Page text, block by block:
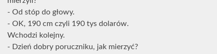
- Od stóp do głowy.
- OK, 190 cm czyli 190 tys dolarów.
Wchodzi kolejny.
- Dzień dobry poruczniku, jak mierzyć?